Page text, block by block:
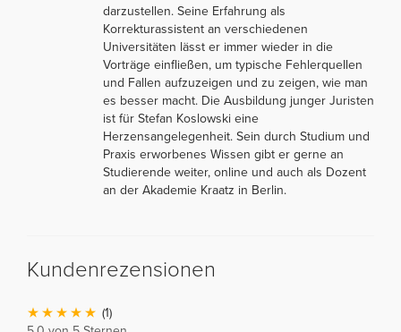
darzustellen. Seine Erfahrung als
Korrekturassistent an verschiedenen
Universitäten lässt er immer wieder in die
Vorträge einfließen, um typische Fehlerquellen
und Fallen aufzuzeigen und zu zeigen, wie man
es besser macht. Die Ausbildung junger Juristen
ist für Stefan Koslowski eine
Herzensangelegenheit. Sein durch Studium und
Praxis erworbenes Wissen gibt er gerne an
Studierende weiter, online und auch als Dozent
an der Akademie Kraatz in Berlin.
Kundenrezensionen
(1)